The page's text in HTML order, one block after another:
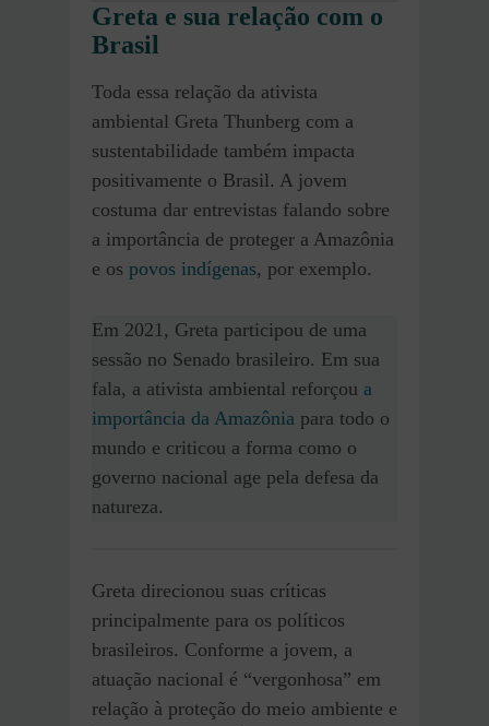
Greta e sua relação com o
Brasil
Toda essa relação da ativista
ambiental Greta Thunberg com a
sustentabilidade também impacta
positivamente o Brasil. A jovem
costuma dar entrevistas falando sobre
a importância de proteger a Amazônia
e os povos indígenas, por exemplo.
Em 2021, Greta participou de uma
sessão no Senado brasileiro. Em sua
fala, a ativista ambiental reforçou a
importância da Amazônia para todo o
mundo e criticou a forma como o
governo nacional age pela defesa da
natureza.
Greta direcionou suas críticas
principalmente para os políticos
brasileiros. Conforme a jovem, a
atuação nacional é “vergonhosa” em
relação à proteção do meio ambiente e